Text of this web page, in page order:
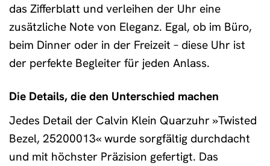
das Zifferblatt und verleihen der Uhr eine
zusätzliche Note von Eleganz. Egal, ob im Büro,
beim Dinner oder in der Freizeit – diese Uhr ist
der perfekte Begleiter für jeden Anlass.
Die Details, die den Unterschied machen
Jedes Detail der Calvin Klein Quarzuhr »Twisted
Bezel, 25200013« wurde sorgfältig durchdacht
und mit höchster Präzision gefertigt. Das